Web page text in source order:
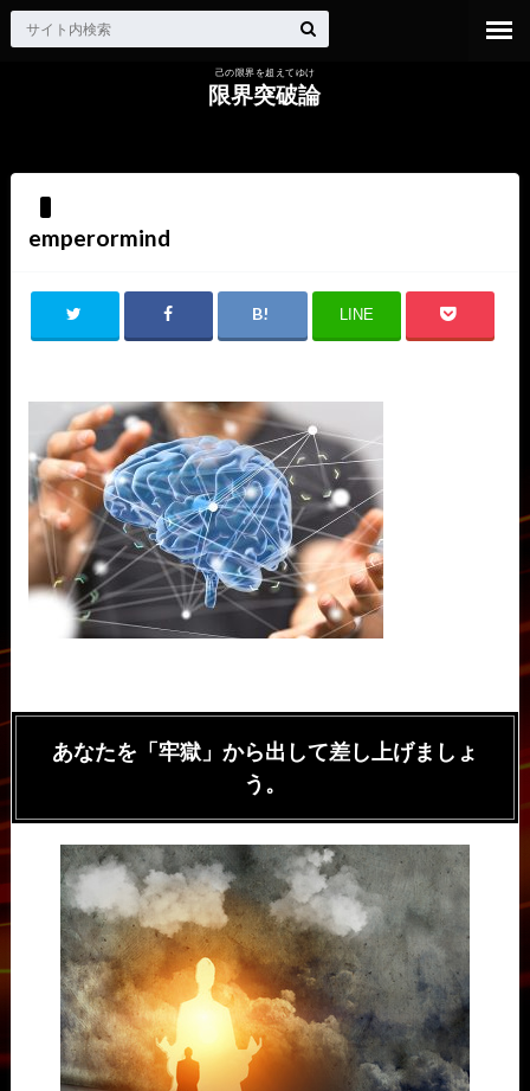
己の限界を超えてゆけ
限界突破論
emperormind
LINE
あなたを「牢獄」から出して差し上げましょ
う。